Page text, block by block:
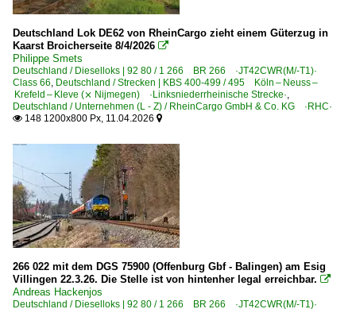
Bahntechnische Anlagen und Kunstbauten
Bahnübergänge
Brücken und Kreuzungsbauwerke
Formsignale
Lichtsignale
Stellwerke
Detailfotos
Anschriften, Logos
Kupplungen
Lokschilder, Fahrzeugnummern
Dieselloks | 92 80
Deutschland Lok DE62 von RheinCargo zieht einem Güterzug in
Kaarst Broicherseite 8/4/2026 
Philippe Smets
Deutschland / Dieselloks | 92 80 / 1 266 BR 266 ·JT42CWR(M/-T1)·
Class 66, Deutschland / Strecken | KBS 400-499 / 495 Köln – Neuss –
Krefeld – Kleve (⨯ Nijmegen) ·Linksniederrheinische Strecke·,
Deutschland / Unternehmen (L - Z) / RheinCargo GmbH & Co. KG ·RHC·
 148 1200x800 Px, 11.04.2026 
266 022 mit dem DGS 75900 (Offenburg Gbf - Balingen) am Esig
Villingen 22.3.26. Die Stelle ist von hintenher legal erreichbar. 
Andreas Hackenjos
Deutschland / Dieselloks | 92 80 / 1 266 BR 266 ·JT42CWR(M/-T1)·